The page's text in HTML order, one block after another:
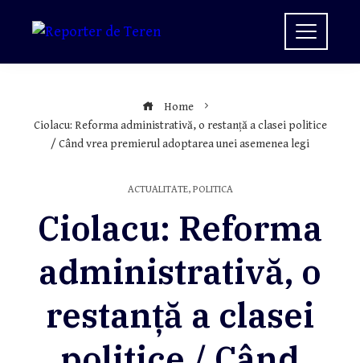
Home
Ciolacu: Reforma administrativă, o restanță a clasei politice
/ Când vrea premierul adoptarea unei asemenea legi
ACTUALITATE, POLITICA
Ciolacu: Reforma
administrativă, o
restanță a clasei